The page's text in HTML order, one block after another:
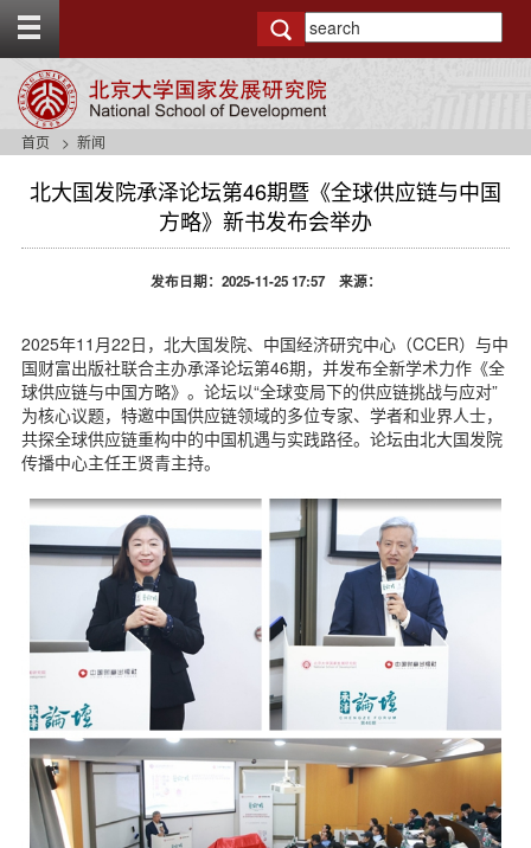
g
t
首页 新闻
北大国发院承泽论坛第46期暨《全球供应链与中国
方略》新书发布会举办
发布日期：2025-11-25 17:57 来源：
2025年11月22日，北大国发院、中国经济研究中心（CCER）与中
国财富出版社联合主办承泽论坛第46期，并发布全新学术力作《全
球供应链与中国方略》。论坛以“全球变局下的供应链挑战与应对”
为核心议题，特邀中国供应链领域的多位专家、学者和业界人士，
共探全球供应链重构中的中国机遇与实践路径。论坛由北大国发院
传播中心主任王贤青主持。